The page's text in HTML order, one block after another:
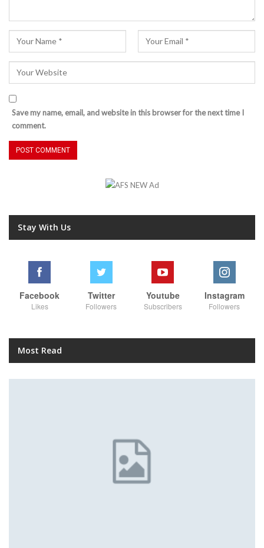
Save my name, email, and website in this browser for the next time I
comment.
Stay With Us
Facebook
Likes
Twitter
Followers
Youtube
Subscribers
Instagram
Followers
Most Read